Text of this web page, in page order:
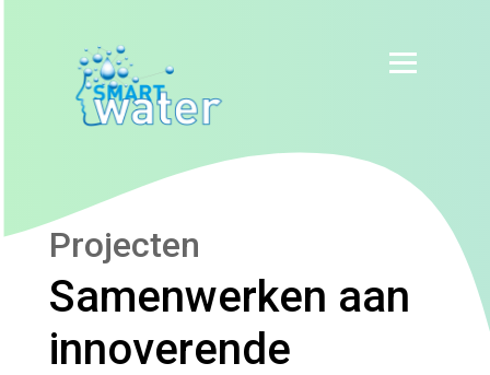
Projecten
Samenwerken aan
innoverende